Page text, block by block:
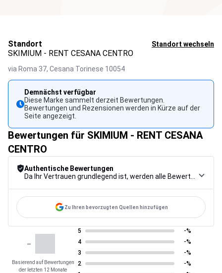
Standort Standort wechseln
SKIMIUM - RENT CESANA CENTRO
via Roma 37, Cesana Torinese 10054
Demnächst verfügbar
Diese Marke sammelt derzeit Bewertungen.
Bewertungen und Rezensionen werden in Kürze auf der
Seite angezeigt.
Bewertungen für SKIMIUM - RENT CESANA
CENTRO
Authentische Bewertungen
Zu Ihren bevorzugten Quellen hinzufügen
-
Basierend auf Bewertungen
der letzten 12 Monate
5
-%
4
-%
3
-%
2
-%